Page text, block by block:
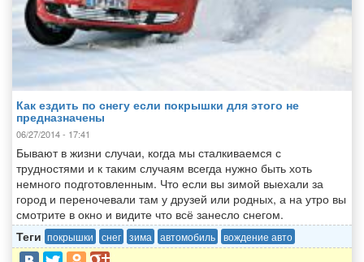
Как ездить по снегу если покрышки для этого не
предназначены
06/27/2014 - 17:41
Бывают в жизни случаи, когда мы сталкиваемся с
трудностями и к таким случаям всегда нужно быть хоть
немного подготовленным. Что если вы зимой выехали за
город и переночевали там у друзей или родных, а на утро вы
смотрите в окно и видите что всё занесло снегом.
Теги покрышки снег зима автомобиль вождение авто